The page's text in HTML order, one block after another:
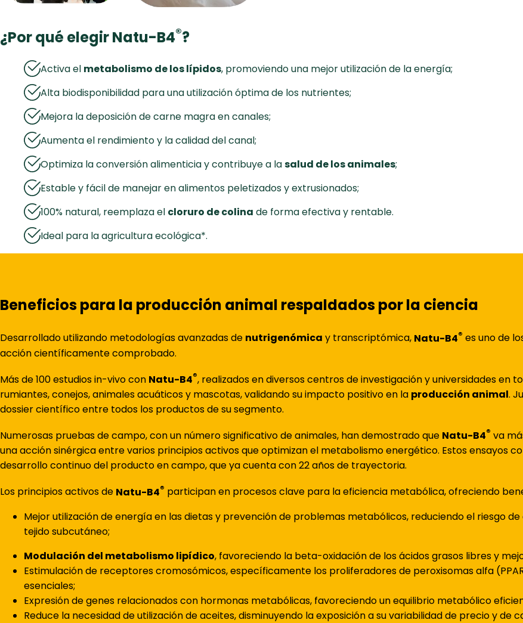
¿Por qué elegir Natu-B4®?
Activa el metabolismo de los lípidos, promoviendo una mejor utilización de la energía;
Alta biodisponibilidad para una utilización óptima de los nutrientes;
Mejora la deposición de carne magra en canales;
Aumenta el rendimiento y la calidad del canal;
Optimiza la conversión alimenticia y contribuye a lasalud de los animales;
Estable y fácil de manejar en alimentos peletizados y extrusionados;
100% natural, reemplaza el cloruro de colina de forma efectiva y rentable.
Ideal para la agricultura ecológica*.
Beneficios para la producción animal respaldados por la ciencia
Desarrollado utilizando metodologías avanzadas de nutrigenómica y transcriptómica, Natu-B4® es uno de
acción científicamente comprobado.
Más de 100 estudios in-vivo con Natu-B4®, realizados en diversos centros de investigación y universidades en
rumiantes, conejos, animales acuáticos y mascotas, validando su impacto positivo en la producción animal.
dossier científico entre todos los productos de su segmento.
Numerosas pruebas de campo, con un número significativo de animales, han demostrado que Natu-B4® va
una acción sinérgica entre varios principios activos que optimizan el metabolismo energético. Estos ensayos
desarrollo continuo del producto en campo, que ya cuenta con 22 años de trayectoria.
Los principios activos de Natu-B4® participan en procesos clave para la eficiencia metabólica, ofreciendo
Mejor utilización de energía en las dietas y prevención de problemas metabólicos, reduciendo el riesgo
tejido subcutáneo;
Modulación del metabolismo lipídico, favoreciendo la beta-oxidación de los ácidos grasos libres y
Estimulación de receptores cromosómicos, específicamente los proliferadores de peroxisomas alfa
esenciales;
Expresión de genes relacionados con hormonas metabólicas, favoreciendo un equilibrio metabólico
Reduce la necesidad de utilización de aceites, disminuyendo la exposición a su variabilidad de precio y de